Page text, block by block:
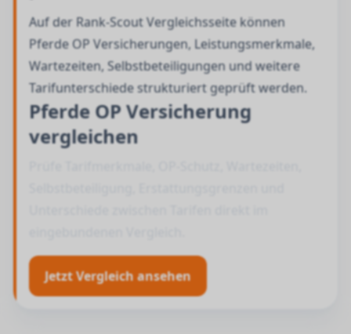
Auf der Rank-Scout Vergleichsseite können
Pferde OP Versicherungen, Leistungsmerkmale,
Wartezeiten, Selbstbeteiligungen und weitere
Tarifunterschiede strukturiert geprüft werden.
Pferde OP Versicherung
vergleichen
Jetzt Vergleich ansehen